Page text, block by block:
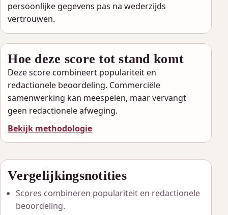
persoonlijke gegevens pas na wederzijds
vertrouwen.
Hoe deze score tot stand komt
Deze score combineert populariteit en
redactionele beoordeling. Commerciële
samenwerking kan meespelen, maar vervangt
geen redactionele afweging.
Bekijk methodologie
Vergelijkingsnotities
Scores combineren populariteit en redactionele
beoordeling.